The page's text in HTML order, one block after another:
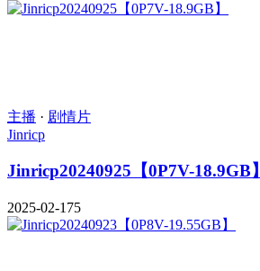
主播 · 剧情片
Jinricp
Jinricp20240925【0P7V-18.9GB】
2025-02-175